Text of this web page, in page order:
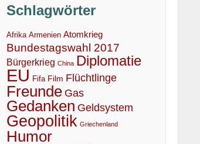
Schlagwörter
Afrika Armenien Atomkrieg
Bundestagswahl 2017
Bürgerkrieg China Diplomatie
EU Fifa Film Flüchtlinge
Freunde Gas
Gedanken Geldsystem
Geopolitik Griechenland
Humor